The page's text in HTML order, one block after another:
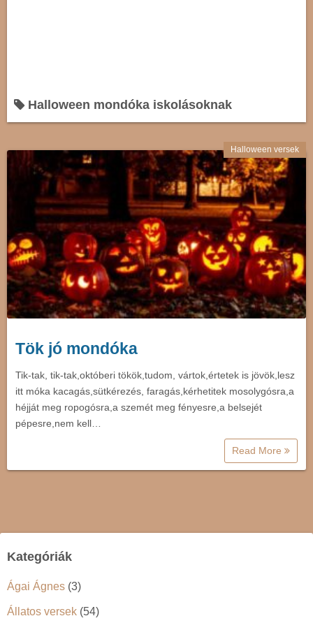
Halloween mondóka iskolásoknak
Halloween versek
Tök jó mondóka
Tik-tak, tik-tak,októberi tökök,tudom, vártok,értetek is jövök,lesz
itt móka kacagás,sütkérezés, faragás,kérhetitek mosolygósra,a
héjját meg ropogósra,a szemét meg fényesre,a belsejét
pépesre,nem kell…
Read More
Kategóriák
Ágai Ágnes (3)
Állatos versek (54)